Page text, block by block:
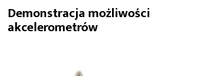
Demonstracja możliwości
akcelerometrów